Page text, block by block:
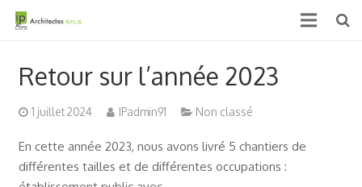
Actualités & médias
Retour sur l’année 2023
1 juillet 2024 IPadmin91 Non classé
En cette année 2023, nous avons livré 5 chantiers de
différentes tailles et de différentes occupations :